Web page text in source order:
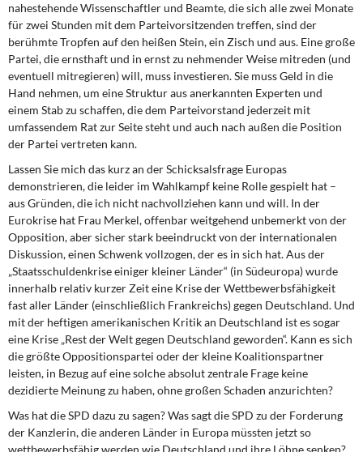
nahestehende Wissenschaftler und Beamte, die sich alle zwei Monate
für zwei Stunden mit dem Parteivorsitzenden treffen, sind der
berühmte Tropfen auf den heißen Stein, ein Zisch und aus. Eine große
Partei, die ernsthaft und in ernst zu nehmender Weise mitreden (und
eventuell mitregieren) will, muss investieren. Sie muss Geld in die
Hand nehmen, um eine Struktur aus anerkannten Experten und
einem Stab zu schaffen, die dem Parteivorstand jederzeit mit
umfassendem Rat zur Seite steht und auch nach außen die Position
der Partei vertreten kann.
Lassen Sie mich das kurz an der Schicksalsfrage Europas
demonstrieren, die leider im Wahlkampf keine Rolle gespielt hat –
aus Gründen, die ich nicht nachvollziehen kann und will. In der
Eurokrise hat Frau Merkel, offenbar weitgehend unbemerkt von der
Opposition, aber sicher stark beeindruckt von der internationalen
Diskussion, einen Schwenk vollzogen, der es in sich hat. Aus der
„Staatsschuldenkrise einiger kleiner Länder“ (in Südeuropa) wurde
innerhalb relativ kurzer Zeit eine Krise der Wettbewerbsfähigkeit
fast aller Länder (einschließlich Frankreichs) gegen Deutschland. Und
mit der heftigen amerikanischen Kritik an Deutschland ist es sogar
eine Krise „Rest der Welt gegen Deutschland geworden“. Kann es sich
die größte Oppositionspartei oder der kleine Koalitionspartner
leisten, in Bezug auf eine solche absolut zentrale Frage keine
dezidierte Meinung zu haben, ohne großen Schaden anzurichten?
Was hat die SPD dazu zu sagen? Was sagt die SPD zu der Forderung
der Kanzlerin, die anderen Länder in Europa müssten jetzt so
wettbewerbsfähig werden wie Deutschland und ihre Löhne senken?